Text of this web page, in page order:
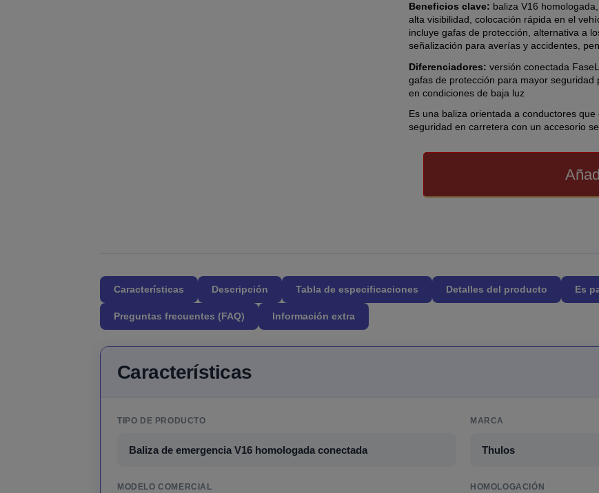
Beneficios clave: baliza V16
alta visibilidad, colocación rápida en el
incluye gafas de protección, alternativa a
señalización para averías y accidentes,
Diferenciadores: versión conectada
gafas de protección para mayor
en condiciones de baja luz
Es una baliza orientada a conductores
seguridad en carretera con un accesorio
Características Descripción Tabla de especificaciones Detalles del producto Es
Preguntas frecuentes (FAQ) Información extra
Características
TIPO DE PRODUCTO
Baliza de emergencia V16 homologada conectada
MARCA
Thulos
MODELO COMERCIAL HOMOLOGACIÓN